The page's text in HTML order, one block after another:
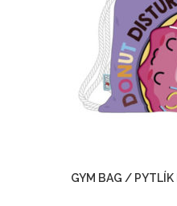
GYM BAG /